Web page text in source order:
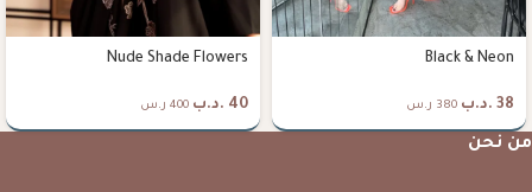
Black & Neon
38 .د.ب 380 ر.س
Nude Shade Flowers
40 .د.ب 400 ر.س
من نحن